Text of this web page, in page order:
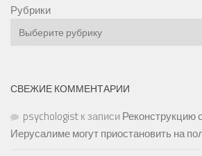
Рубрики
СВЕЖИЕ КОММЕНТАРИИ
psychologistк записиРеконструкцию
Иерусалиме могут приостановить на